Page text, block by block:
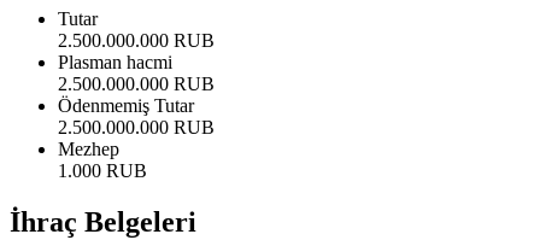
Tutar
2.500.000.000 RUB
Plasman hacmi
2.500.000.000 RUB
Ödenmemiş Tutar
2.500.000.000 RUB
Mezhep
1.000 RUB
İhraç Belgeleri